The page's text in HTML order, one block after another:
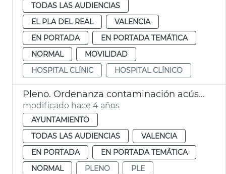
TODAS LAS AUDIENCIAS
EL PLA DEL REAL
VALENCIA
EN PORTADA
EN PORTADA TEMÁTICA
NORMAL
MOVILIDAD
HOSPITAL CLÍNIC
HOSPITAL CLÍNICO
Pleno. Ordenanza contaminación acústica, hospital Clínico
modificado hace 4 años
AYUNTAMIENTO
TODAS LAS AUDIENCIAS
VALENCIA
EN PORTADA
EN PORTADA TEMÁTICA
NORMAL
PLENO
PLE